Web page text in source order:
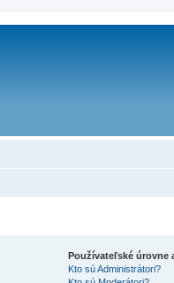
Používateľské úrovne
Kto sú Administrátori?